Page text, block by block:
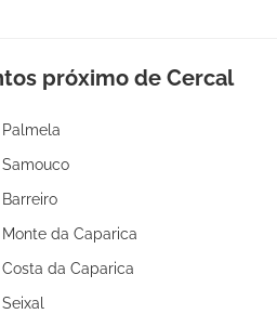
próximo de Cercal
da Caparica
da Caparica